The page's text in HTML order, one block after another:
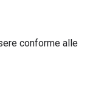
conforme alle